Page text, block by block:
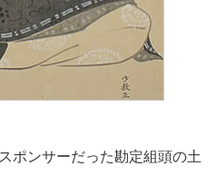
ポンサーだった勘定組頭の土